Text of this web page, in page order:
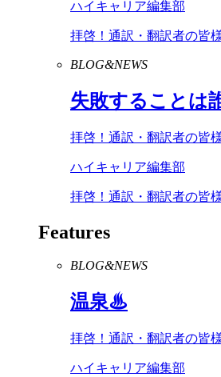
ハイキャリア編集部
拝啓！通訳・翻訳者の皆
BLOG&NEWS
失敗することは
拝啓！通訳・翻訳者の皆
ハイキャリア編集部
拝啓！通訳・翻訳者の皆
Features
BLOG&NEWS
温泉♨
拝啓！通訳・翻訳者の皆
ハイキャリア編集部